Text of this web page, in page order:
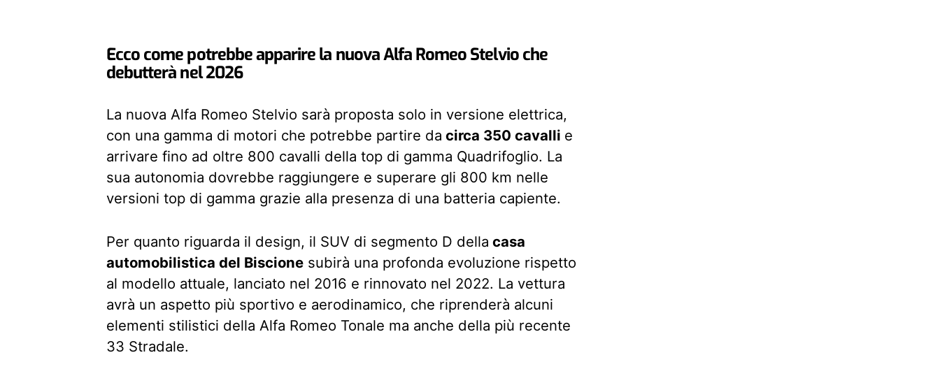
Ecco come potrebbe apparire la nuova Alfa Romeo Stelvio che
debutterà nel 2026
La nuova Alfa Romeo Stelvio sarà proposta solo in versione elettrica,
con una gamma di motori che potrebbe partire da circa 350 cavalli e
arrivare fino ad oltre 800 cavalli della top di gamma Quadrifoglio. La
sua autonomia dovrebbe raggiungere e superare gli 800 km nelle
versioni top di gamma grazie alla presenza di una batteria capiente.
Per quanto riguarda il design, il SUV di segmento D della casa
automobilistica del Biscione subirà una profonda evoluzione rispetto
al modello attuale, lanciato nel 2016 e rinnovato nel 2022. La vettura
avrà un aspetto più sportivo e aerodinamico, che riprenderà alcuni
elementi stilistici della Alfa Romeo Tonale ma anche della più recente
33 Stradale.